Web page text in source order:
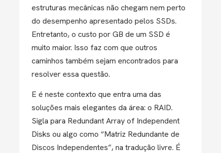
estruturas mecânicas não chegam nem perto
do desempenho apresentado pelos SSDs.
Entretanto, o custo por GB de um SSD é
muito maior. Isso faz com que outros
caminhos também sejam encontrados para
resolver essa questão.
E é neste contexto que entra uma das
soluções mais elegantes da área: o RAID.
Sigla para Redundant Array of Independent
Disks ou algo como “Matriz Redundante de
Discos Independentes”, na tradução livre. É